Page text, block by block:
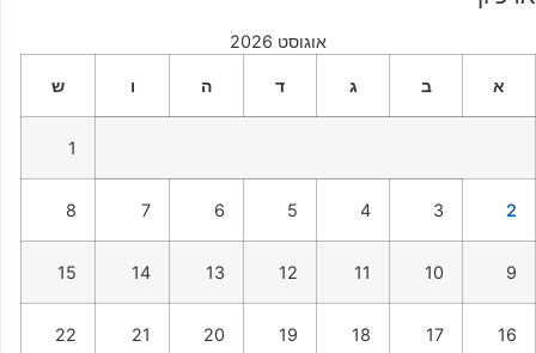
אוגוסט 2026
א ב ג ד ה ו ש
1
2
3
4
5
6
7
8
9
10
11
12
13
14
15
16
17
18
19
20
21
22